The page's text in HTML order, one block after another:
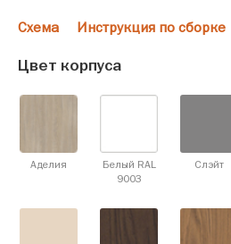
Схема Инструкция по сборке
Цвет корпуса
Аделия
Белый RAL
9003
Слэйт